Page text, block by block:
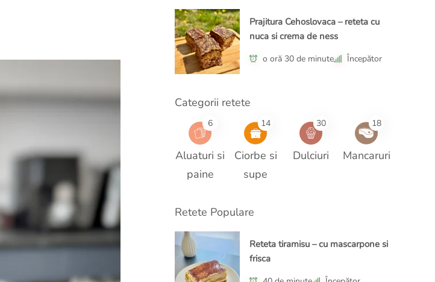
Prajitura Cehoslovaca – reteta cu
nuca si crema de ness
o oră 30 de minute Începător
Categorii retete
6
Aluaturi si
paine
14
Ciorbe si
supe
30
Dulciuri
18
Mancaruri
Retete Populare
Reteta tiramisu – cu mascarpone si
frisca